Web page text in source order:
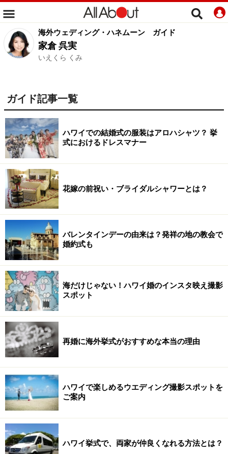
海外ウェディング・ハネムーン ガイド
家倉 呉実
いえくら くみ
ガイド記事一覧
ハワイでの結婚式の服装はアロハシャツ？ 挙
式におけるドレスマナー
花嫁の前祝い・ブライダルシャワーとは？
バレンタインデーの由来は？発祥の地の教会で
婚約式も
海だけじゃない！ハワイ婚のインスタ映え撮影
スポット
再婚に海外挙式がおすすめな本当の理由
ハワイで楽しめるウエディング撮影スポットを
ご案内
ハワイ挙式で、両家が仲良くなれる方法とは？